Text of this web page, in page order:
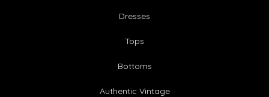
Dresses
Tops
Bottoms
Authentic Vintage